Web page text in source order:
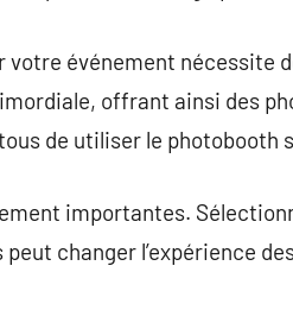
événement nécessite
offrant ainsi des
de utiliser le photobooth
importantes.
changer l’expérience